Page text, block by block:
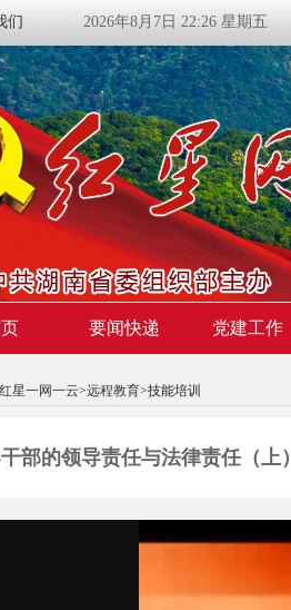
们 2026年8月7日 22:26 星期五
要闻快递 党建工作
红星一网一云>远程教育>技能培训
部的领导责任与法律责任（上）